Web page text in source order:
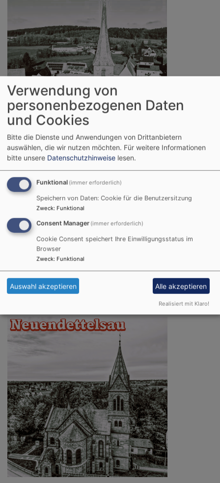
Verwendung von
personenbezogenen Daten
und Cookies
Bitte die Dienste und Anwendungen von Drittanbietern
auswählen, die wir nutzen möchten. Für weitere Informationen
bitte unsere Datenschutzhinweise lesen.
Funktional (immer erforderlich)
Speichern von Daten: Cookie für die Benutzersitzung
Zweck: Funktional
Consent Manager (immer erforderlich)
Cookie Consent speichert Ihre Einwilligungsstatus im
Browser
Zweck: Funktional
Auswahl akzeptieren Alle akzeptieren
Realisiert mit Klaro!